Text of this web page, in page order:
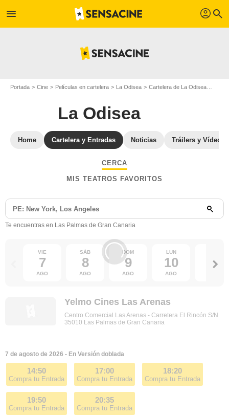
menu profil search
Portada Cine Películas en cartelera La Odisea Cartelera de La Odisea
La Odisea
Home Cartelera y Entradas Noticias Tráilers y Vídeos
CERCA
MIS TEATROS FAVORITOS
Te encuentras en Las Palmas de Gran Canaria
VIE
7
AGO
SÁB
8
AGO
DOM
9
AGO
LUN
10
AGO
11
Yelmo Cines Las Arenas
Centro Comercial Las Arenas - Carretera El Rincón S/N
35010 Las Palmas de Gran Canaria
7 de agosto de 2026 - En Versión doblada
14:50
Compra tu Entrada
17:00
Compra tu Entrada
18:20
Compra tu Entrada
19:50
Compra tu Entrada
20:35
Compra tu Entrada